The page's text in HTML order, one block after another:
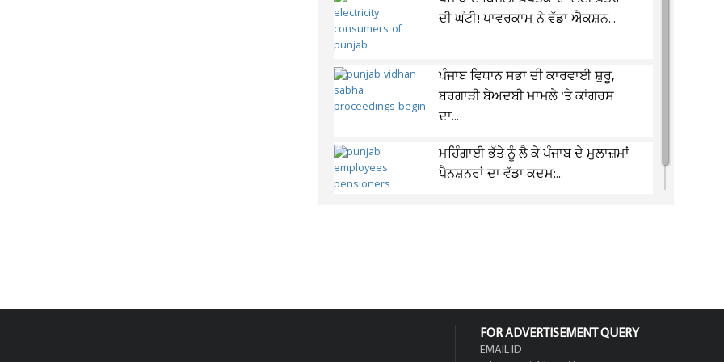
ਦੀ ਘੰਟੀ! ਪਾਵਰਕਾਮ ਨੇ ਵੱਡਾ ਐਕਸ਼ਨ...
ਪੰਜਾਬ ਵਿਧਾਨ ਸਭਾ ਦੀ ਕਾਰਵਾਈ ਸ਼ੁਰੂ,
ਬਰਗਾੜੀ ਬੇਅਦਬੀ ਮਾਮਲੇ 'ਤੇ ਕਾਂਗਰਸ
ਦਾ...
ਮਹਿੰਗਾਈ ਭੱਤੇ ਨੂੰ ਲੈ ਕੇ ਪੰਜਾਬ ਦੇ ਮੁਲਾਜ਼ਮਾਂ-
ਪੈਨਸ਼ਨਰਾਂ ਦਾ ਵੱਡਾ ਕਦਮ:...
FOR ADVERTISEMENT QUERY
EMAIL ID